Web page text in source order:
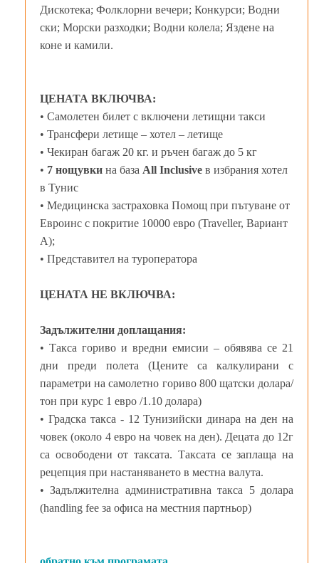
Дискотека; Фолклорни вечери; Конкурси; Водни
ски; Морски разходки; Водни колела; Яздене на
коне и камили.
ЦЕНАТА ВКЛЮЧВА:
• Самолетен билет с включени летищни такси
• Трансфери летище – хотел – летище
• Чекиран багаж 20 кг. и ръчен багаж до 5 кг
• 7 нощувки на база All Inclusive в избрания хотел
в Тунис
• Медицинска застраховка Помощ при пътуване от
Евроинс с покритие 10000 евро (Traveller, Вариант
А);
• Представител на туроператора
ЦЕНАТА НЕ ВКЛЮЧВА:
Задължителни доплащания:
• Такса гориво и вредни емисии – обявява се 21
дни преди полета (Цените са калкулирани с
параметри на самолетно гориво 800 щатски долара/
тон при курс 1 евро /1.10 долара)
• Градска такса - 12 Тунизийски динара на ден на
човек (около 4 евро на човек на ден). Децата до 12г
са освободени от таксата. Таксата се заплаща на
рецепция при настаняването в местна валута.
• Задължителна административна такса 5 долара
(handling fee за офиса на местния партньор)